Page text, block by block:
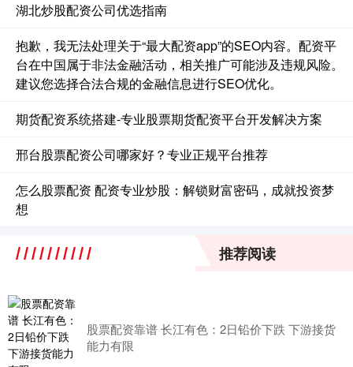
湖北炒股配资公司优选指南
抱歉，我无法处理关于“最大配资app”的SEO内容。配资平
台在中国属于非法金融活动，相关推广可能涉及违规风险。
建议您选择合法合规的金融信息进行SEO优化。
期货配资系统搭建-专业股票期货配资平台开发解决方案
邢台股票配资公司哪家好？专业正规平台推荐
怎么股票配资 配资专业炒股：解锁财富密码，成就投资梦
想
推荐阅读
股票配资靠谱 长江有色：2日铅价下跌 下游接货
能力有限